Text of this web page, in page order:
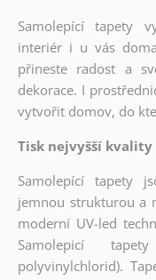
Samolepící tapety
interiér i u vás
přineste radost a
dekorace. I
vytvořit domov, do
Tisk nejvyšší kvality
Samolepící tapety
jemnou strukturou a
moderní UV-led
Samolepicí
polyvinylchlorid).